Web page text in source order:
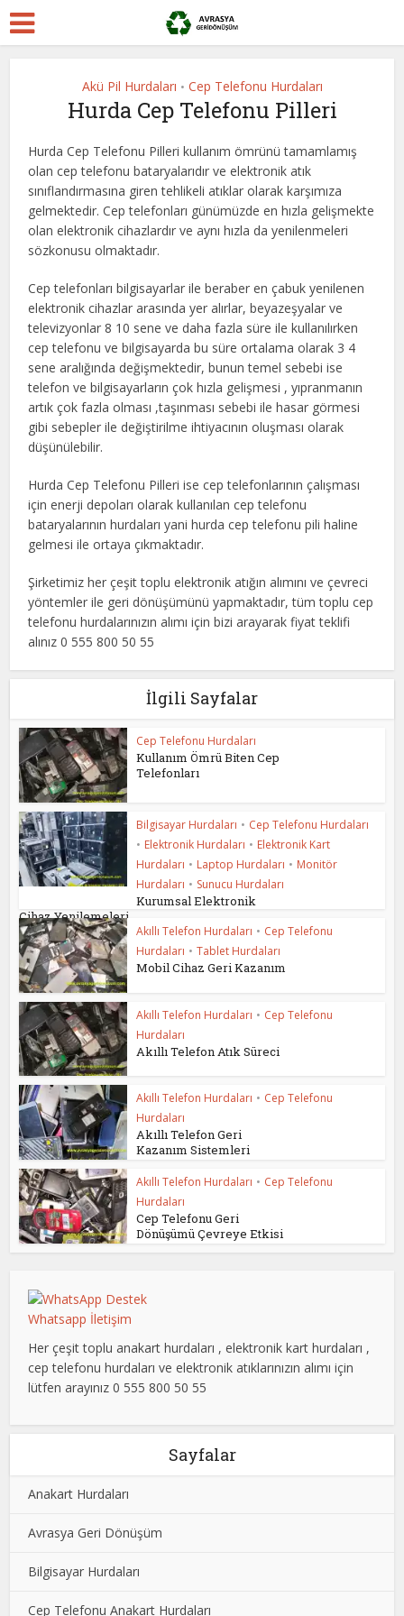
Akü Pil Hurdaları • Cep Telefonu Hurdaları
Hurda Cep Telefonu Pilleri
Hurda Cep Telefonu Pilleri kullanım ömrünü tamamlamış
olan cep telefonu bataryalarıdır ve elektronik atık
sınıflandırmasına giren tehlikeli atıklar olarak karşımıza
gelmektedir. Cep telefonları günümüzde en hızla gelişmekte
olan elektronik cihazlardır ve aynı hızla da yenilenmeleri
sözkonusu olmaktadır.
Cep telefonları bilgisayarlar ile beraber en çabuk yenilenen
elektronik cihazlar arasında yer alırlar, beyazeşyalar ve
televizyonlar 8 10 sene ve daha fazla süre ile kullanılırken
cep telefonu ve bilgisayarda bu süre ortalama olarak 3 4
sene aralığında değişmektedir, bunun temel sebebi ise
telefon ve bilgisayarların çok hızla gelişmesi , yıpranmanın
artık çok fazla olması ,taşınması sebebi ile hasar görmesi
gibi sebepler ile değiştirilme ihtiyacının oluşması olarak
düşünülebilir.
Hurda Cep Telefonu Pilleri ise cep telefonlarının çalışması
için enerji depoları olarak kullanılan cep telefonu
bataryalarının hurdaları yani hurda cep telefonu pili haline
gelmesi ile ortaya çıkmaktadır.
Şirketimiz her çeşit toplu elektronik atığın alımını ve çevreci
yöntemler ile geri dönüşümünü yapmaktadır, tüm toplu cep
telefonu hurdalarınızın alımı için bizi arayarak fiyat teklifi
alınız 0 555 800 50 55
İlgili Sayfalar
Cep Telefonu Hurdaları
Kullanım Ömrü Biten Cep
Telefonları
Bilgisayar Hurdaları • Cep Telefonu Hurdaları
• Elektronik Hurdaları • Elektronik Kart
Hurdaları • Laptop Hurdaları • Monitör
Hurdaları • Sunucu Hurdaları
Kurumsal Elektronik
Cihaz Yenilemeleri
Akıllı Telefon Hurdaları • Cep Telefonu
Hurdaları • Tablet Hurdaları
Mobil Cihaz Geri Kazanım
Akıllı Telefon Hurdaları • Cep Telefonu
Hurdaları
Akıllı Telefon Atık Süreci
Akıllı Telefon Hurdaları • Cep Telefonu
Hurdaları
Akıllı Telefon Geri
Kazanım Sistemleri
Akıllı Telefon Hurdaları • Cep Telefonu
Hurdaları
Cep Telefonu Geri
Dönüşümü Çevreye Etkisi
Whatsapp İletişim
Her çeşit toplu anakart hurdaları , elektronik kart hurdaları ,
cep telefonu hurdaları ve elektronik atıklarınızın alımı için
lütfen arayınız 0 555 800 50 55
Sayfalar
Anakart Hurdaları
Avrasya Geri Dönüşüm
Bilgisayar Hurdaları
Cep Telefonu Anakart Hurdaları